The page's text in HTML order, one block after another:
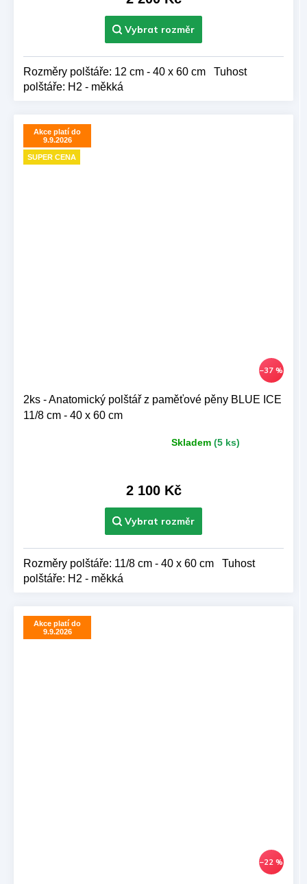
Rozměry polštáře: 12 cm - 40 x 60 cm Tuhost
polštáře: H2 - měkká
Akce platí do
9.9.2026
SUPER CENA
–37 %
2ks - Anatomický polštář z paměťové pěny BLUE ICE
11/8 cm - 40 x 60 cm
Skladem (5 ks)
2 100 Kč
Rozměry polštáře: 11/8 cm - 40 x 60 cm Tuhost
polštáře: H2 - měkká
Akce platí do
9.9.2026
–22 %